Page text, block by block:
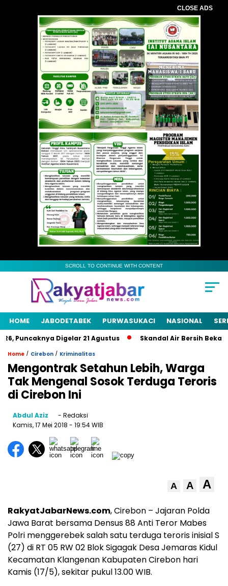
CLOSE ADS
SCROLL TO CONTINUE WITH CONTENT
HOME JABODETABEK PURWASUKACI NASIONAL
Puncaknya Digelar 21 Agustus Skandal Air Bersih Bekasi!
Home / Cirebon / Kriminalitas
Mengontrak Setahun Lebih, Warga
Tak Mengenal Sosok Terduga Teroris
di Cirebon Ini
Abdul Aziz
- Redaksi
Kamis, 17 Mei 2018 - 19:54 WIB
A A A
RakyatJabarNews.com, Cirebon – Jajaran Polda
Jawa Barat bersama Densus 88 Anti Teror Mabes
Polri menggerebek salah satu terduga teroris inisial S
(27) di RT 05 RW 02 Blok Sigagak Desa Jemaras Kidul
Kecamatan Klangenan Kabupaten Cirebon hari
Kamis (17/5), sekitar pukul 13.00 WIB.